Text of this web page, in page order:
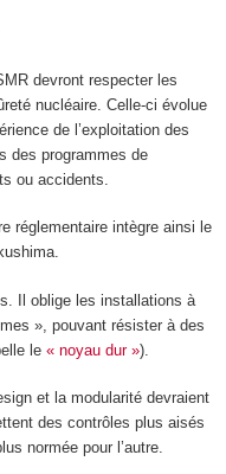
devront respecter les
nucléaire. Celle-ci évolue
de l’exploitation des
des programmes de
ou accidents.
réglementaire intègre ainsi le
Il oblige les installations à
», pouvant résister à des
le « noyau dur »).
et la modularité devraient
des contrôles plus aisés
normée pour l’autre.